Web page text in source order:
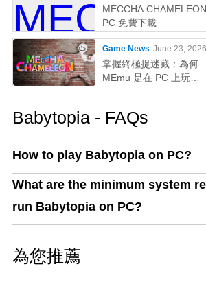
MECCHA CHAMELEON
PC 免費下載
Game News June 23, 2026
掌握終極捉迷藏：為何
MEmu 是在 PC 上玩
Babytopia - FAQs
How to play Babytopia on PC?
What are the minimum system
run Babytopia on PC?
為您推薦